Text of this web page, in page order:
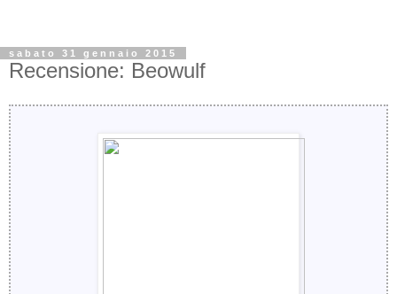
sabato 31 gennaio 2015
Recensione: Beowulf